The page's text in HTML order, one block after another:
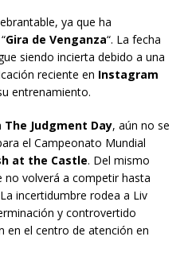
ya que ha
Gira de Venganza“. La fecha
siendo incierta debido a una
reciente en Instagram
entrenamiento.
The Judgment Day, aún no se
el Campeonato Mundial
at the Castle. Del mismo
volverá a competir hasta
incertidumbre rodea a Liv
y controvertido
en el centro de atención en